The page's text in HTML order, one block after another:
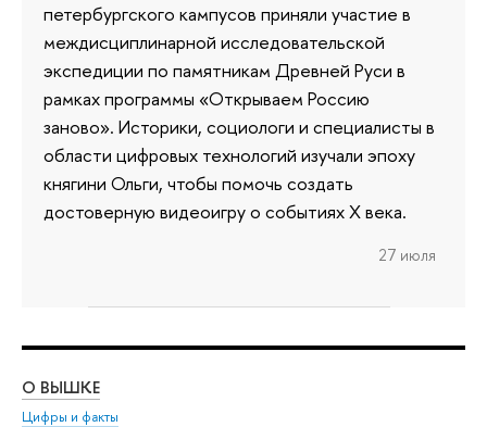
петербургского кампусов приняли участие в
междисциплинарной исследовательской
экспедиции по памятникам Древней Руси в
рамках программы «Открываем Россию
заново». Историки, социологи и специалисты в
области цифровых технологий изучали эпоху
княгини Ольги, чтобы помочь создать
достоверную видеоигру о событиях X века.
27 июля
О ВЫШКЕ
Цифры и факты